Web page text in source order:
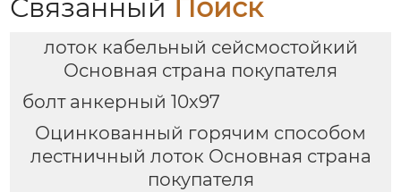
Связанный Поиск
лоток кабельный сейсмостойкий
Основная страна покупателя
болт анкерный 10х97
Оцинкованный горячим способом
лестничный лоток Основная страна
покупателя